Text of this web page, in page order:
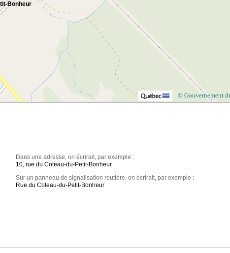
Bonheur
© Gouvernement
Dans une adresse, on écrirait, par exemple :
10, rue du Coteau-du-Petit-Bonheur
Sur un panneau de signalisation routière, on écrirait, par exemple :
Rue du Coteau-du-Petit-Bonheur